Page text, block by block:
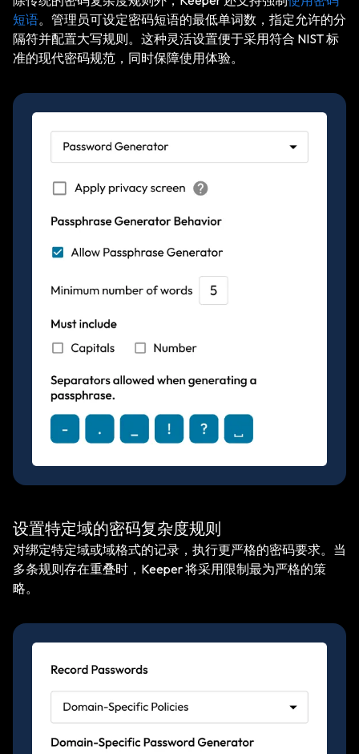
短语。管理员可设定密码短语的最低单词数，指定允许的分
隔符并配置大写规则。这种灵活设置便于采用符合 NIST 标
准的现代密码规范，同时保障使用体验。
设置特定域的密码复杂度规则
对绑定特定域或域格式的记录，执行更严格的密码要求。当
多条规则存在重叠时，Keeper 将采用限制最为严格的策
略。